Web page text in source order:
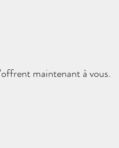
maintenant à vous.